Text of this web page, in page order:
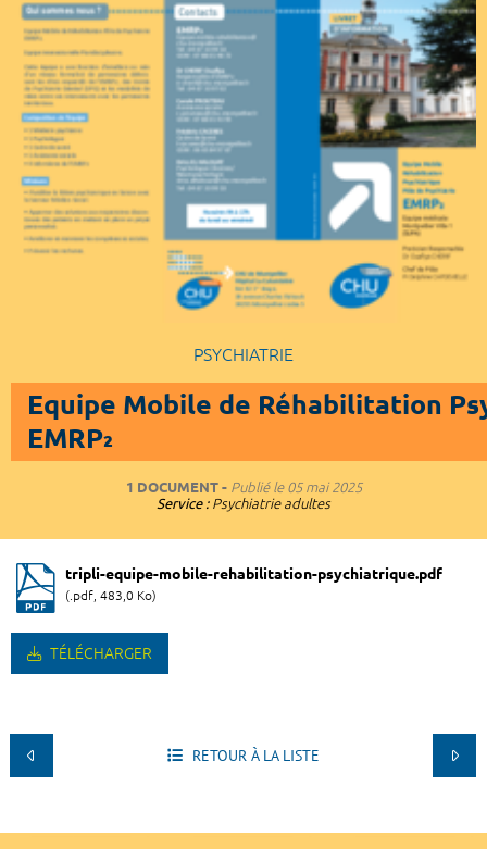
PSYCHIATRIE
Equipe Mobile de Réhabilitation
EMRP₂
1 DOCUMENT Publié le05 mai 2025
Service : Psychiatrie adultes
tripli-equipe-mobile-rehabilitation-psychiatrique.pdf
(.pdf, 483,0 Ko)
TÉLÉCHARGER
RETOUR À LA LISTE